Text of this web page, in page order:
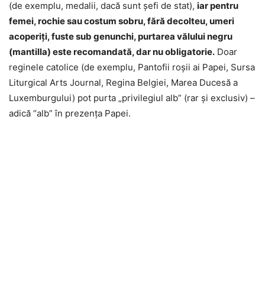
(de exemplu, medalii, dacă sunt şefi de stat), iar pentru
femei, rochie sau costum sobru, fără decolteu, umeri
acoperiți, fuste sub genunchi, purtarea vălului negru
(mantilla) este recomandată, dar nu obligatorie. Doar
reginele catolice (de exemplu, Pantofii roșii ai Papei, Sursa
Liturgical Arts Journal, Regina Belgiei, Marea Ducesă a
Luxemburgului) pot purta „privilegiul alb” (rar şi exclusiv) –
adică “alb” în prezența Papei.